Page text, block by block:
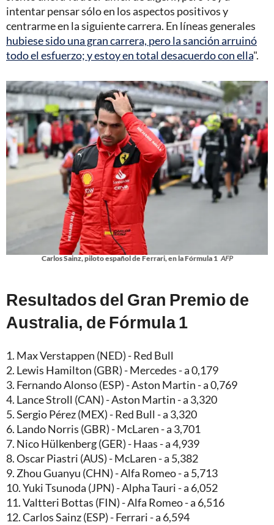
intentar pensar sólo en los aspectos positivos y
centrarme en la siguiente carrera. En líneas generales
hubiese sido una gran carrera, pero la sanción arruinó
todo el esfuerzo; y estoy en total desacuerdo con ella".
Carlos Sainz, piloto español de Ferrari, en la Fórmula 1 AFP
Resultados del Gran Premio de
Australia, de Fórmula 1
1. Max Verstappen (NED) - Red Bull
2. Lewis Hamilton (GBR) - Mercedes - a 0,179
3. Fernando Alonso (ESP) - Aston Martin - a 0,769
4. Lance Stroll (CAN) - Aston Martin - a 3,320
5. Sergio Pérez (MEX) - Red Bull - a 3,320
6. Lando Norris (GBR) - McLaren - a 3,701
7. Nico Hülkenberg (GER) - Haas - a 4,939
8. Oscar Piastri (AUS) - McLaren - a 5,382
9. Zhou Guanyu (CHN) - Alfa Romeo - a 5,713
10. Yuki Tsunoda (JPN) - Alpha Tauri - a 6,052
11. Valtteri Bottas (FIN) - Alfa Romeo - a 6,516
12. Carlos Sainz (ESP) - Ferrari - a 6,594